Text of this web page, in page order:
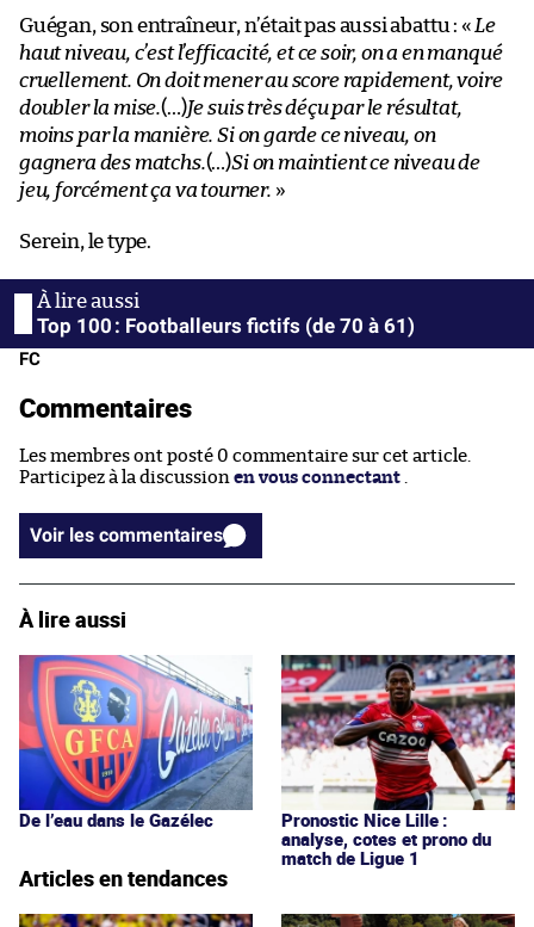
Guégan, son entraîneur, n’était pas aussi abattu : « Le
haut niveau, c’est l’efficacité, et ce soir, on a en manqué
cruellement. On doit mener au score rapidement, voire
doubler la mise.(…)Je suis très déçu par le résultat,
moins par la manière. Si on garde ce niveau, on
gagnera des matchs.(…)Si on maintient ce niveau de
jeu, forcément ça va tourner. »
Serein, le type.
Top 100 : Footballeurs fictifs (de 70 à 61)
FC
Commentaires
Les membres ont posté 0 commentaire sur cet article.
Participez à la discussion en vous connectant
Voir les commentaires
À lire aussi
De l’eau dans le Gazélec
Pronostic Nice Lille :
analyse, cotes et prono du
match de Ligue 1
Articles en tendances